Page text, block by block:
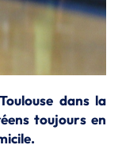
dans la
toujours en